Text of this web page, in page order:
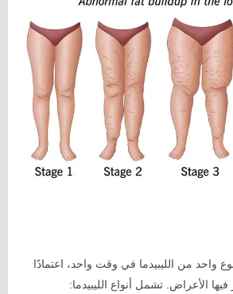
واحد من الليبيدما في وقت واحد، اعتمادًا
الأعراض. تشمل أنواع الليبيدما: